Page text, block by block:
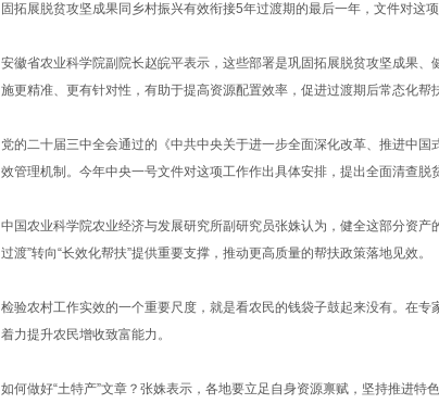
固拓展脱贫攻坚成果同乡村振兴有效衔接5年过渡期的最后一年，文件对这项
安徽省农业科学院副院长赵皖平表示，这些部署是巩固拓展脱贫攻坚成果
施更精准、更有针对性，有助于提高资源配置效率，促进过渡期后常态化帮
党的二十届三中全会通过的《中共中央关于进一步全面深化改革、推进中
效管理机制。今年中央一号文件对这项工作作出具体安排，提出全面清查脱
中国农业科学院农业经济与发展研究所副研究员张姝认为，健全这部分资
过渡”转向“长效化帮扶”提供重要支撑，推动更高质量的帮扶政策落地见效。
检验农村工作实效的一个重要尺度，就是看农民的钱袋子鼓起来没有。在专
着力提升农民增收致富能力。
如何做好“土特产”文章？张姝表示，各地要立足自身资源禀赋，坚持推进